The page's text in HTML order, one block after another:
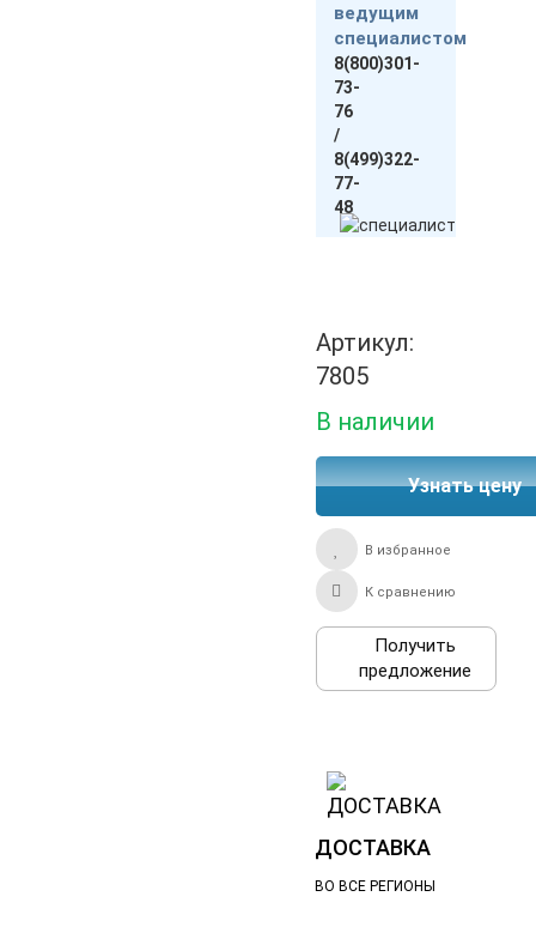
ведущим
специалистом
8(800)301-
73-
76
/
8(499)322-
77-
48
Артикул:
7805
В наличии
Узнать цену
В избранное
К сравнению
Получить
предложение
ДОСТАВКА
ВО ВСЕ РЕГИОНЫ